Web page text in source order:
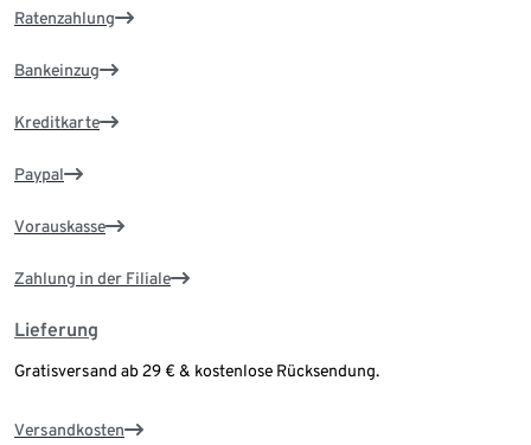
Ratenzahlung
Bankeinzug
Kreditkarte
Paypal
Vorauskasse
Zahlung in der Filiale
Lieferung
Gratisversand ab 29 € & kostenlose Rücksendung.
Versandkosten